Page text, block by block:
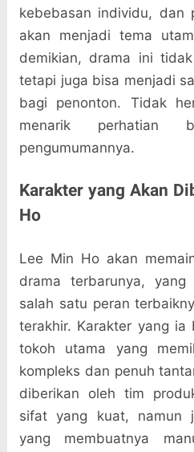
kebebasan individu, dan
akan menjadi tema
demikian, drama ini
tetapi juga bisa menjadi
bagi penonton. Tidak
menarik perhatian
pengumumannya.
Karakter yang Akan
Ho
Lee Min Ho akan
drama terbarunya,
salah satu peran
terakhir. Karakter yang ia
tokoh utama yang
kompleks dan penuh
diberikan oleh tim
sifat yang kuat, namun
yang membuatnya